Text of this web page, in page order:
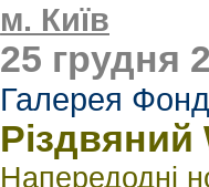
м. Київ
25 грудня
Галерея
Різдвяний
Напередодні